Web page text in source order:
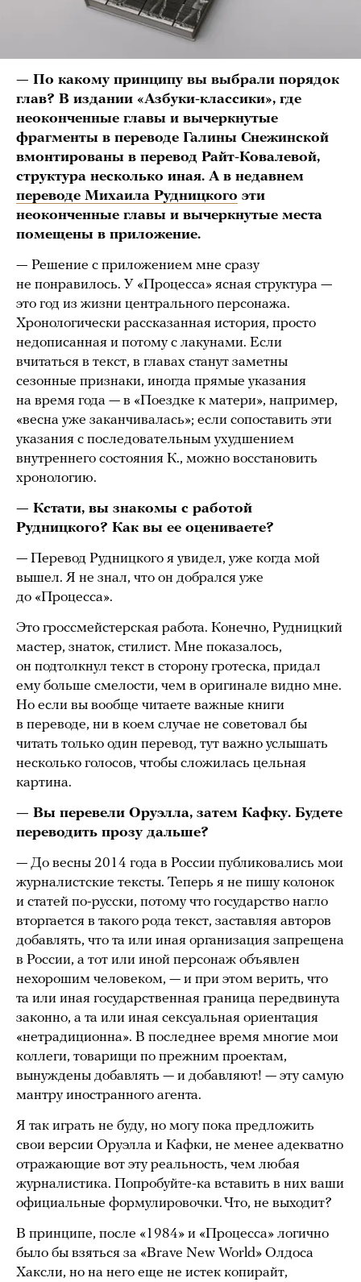
— По какому принципу вы выбрали порядок
глав? В издании «Азбуки-классики», где
неоконченные главы и вычеркнутые
фрагменты в переводе Галины Снежинской
вмонтированы в перевод Райт-Ковалевой,
структура несколько иная. А в недавнем
переводе Михаила Рудницкого эти
неоконченные главы и вычеркнутые места
помещены в приложение.
— Решение с приложением мне сразу
не понравилось. У «Процесса» ясная структура —
это год из жизни центрального персонажа.
Хронологически рассказанная история, просто
недописанная и потому с лакунами. Если
вчитаться в текст, в главах станут заметны
сезонные признаки, иногда прямые указания
на время года — в «Поездке к матери», например,
«весна уже заканчивалась»; если сопоставить эти
указания с последовательным ухудшением
внутреннего состояния К., можно восстановить
хронологию.
— Кстати, вы знакомы с работой
Рудницкого? Как вы ее оцениваете?
— Перевод Рудницкого я увидел, уже когда мой
вышел. Я не знал, что он добрался уже
до «Процесса».
Это гроссмейстерская работа. Конечно, Рудницкий
мастер, знаток, стилист. Мне показалось,
он подтолкнул текст в сторону гротеска, придал
ему больше смелости, чем в оригинале видно мне.
Но если вы вообще читаете важные книги
в переводе, ни в коем случае не советовал бы
читать только один перевод, тут важно услышать
несколько голосов, чтобы сложилась цельная
картина.
— Вы перевели Оруэлла, затем Кафку. Будете
переводить прозу дальше?
— До весны 2014 года в России публиковались мои
журналистские тексты. Теперь я не пишу колонок
и статей по-русски, потому что государство нагло
вторгается в такого рода текст, заставляя авторов
добавлять, что та или иная организация запрещена
в России, а тот или иной персонаж объявлен
нехорошим человеком, — и при этом верить, что
та или иная государственная граница передвинута
законно, а та или иная сексуальная ориентация
«нетрадиционна». В последнее время многие мои
коллеги, товарищи по прежним проектам,
вынуждены добавлять — и добавляют! — эту самую
мантру иностранного агента.
Я так играть не буду, но могу пока предложить
свои версии Оруэлла и Кафки, не менее адекватно
отражающие вот эту реальность, чем любая
журналистика. Попробуйте-ка вставить в них ваши
официальные формулировочки. Что, не выходит?
В принципе, после «1984» и «Процесса» логично
было бы взяться за «Brave New World» Олдоса
Хаксли, но на него еще не истек копирайт,